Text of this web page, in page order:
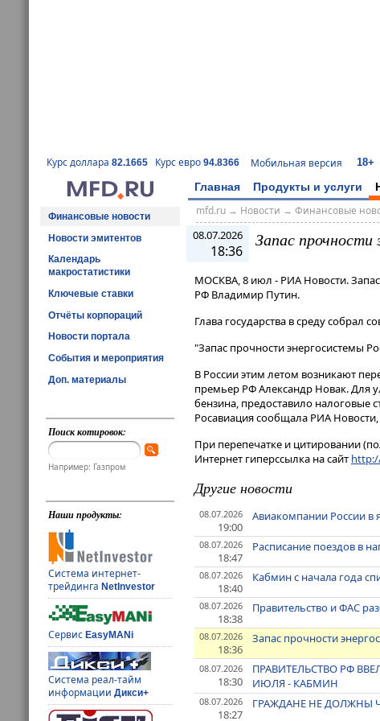
Курс доллара 82.1665 Курс евро 94.8366 Мобильная версия 18+
Главная Продукты и услуги
Финансовые новости
Новости эмитентов
Календарь
макростатистики
Ключевые ставки
Отчёты корпораций
Новости портала
События и мероприятия
Доп. материалы
Поиск котировок:
Например: Газпром
Наши продукты:
Система интернет-
трейдингаNetInvestor
СервисEasyMANi
Система реал-тайм
информацииДикси+
mfd.ru→ Новости → Финансовые
08.07.2026
18:36
Запас
МОСКВА, 8 июл - РИА Новости.
РФ Владимир Путин.
Глава государства в среду собрал
"Запас прочности энергосистемы
В России этим летом возникают
премьер РФ Александр Новак. Для
бензина, предоставило налоговые
Росавиация сообщала РИА
При перепечатке и цитировании
Интернет гиперссылка на сайт
Другие новости
08.07.2026
19:00
Авиакомпании России в
08.07.2026
18:47
Расписание поездов в
08.07.2026
18:40
Кабмин с начала года
08.07.2026
18:38
Правительство и ФАС
08.07.2026
18:36
Запас прочности
08.07.2026
18:30
ПРАВИТЕЛЬСТВО РФ
ИЮЛЯ - КАБМИН
08.07.2026
18:27
ГРАЖДАНЕ НЕ ДОЛЖНЫ